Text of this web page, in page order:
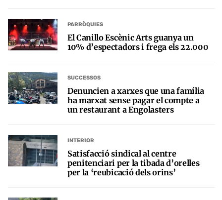
PARRÒQUIES
El Canillo Escènic Arts guanya un
10% d’espectadors i frega els 22.000
SUCCESSOS
Denuncien a xarxes que una família
ha marxat sense pagar el compte a
un restaurant a Engolasters
INTERIOR
Satisfacció sindical al centre
penitenciari per la tibada d’orelles
per la ‘reubicació dels orins’